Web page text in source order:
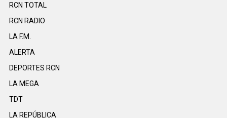
RCN TOTAL
RCN RADIO
LA F.M.
ALERTA
DEPORTES RCN
LA MEGA
TDT
LA REPÚBLICA